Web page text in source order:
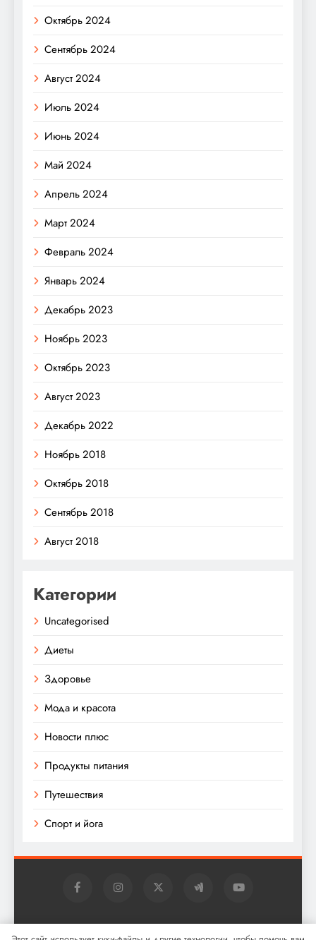
Октябрь 2024
Сентябрь 2024
Август 2024
Июль 2024
Июнь 2024
Май 2024
Апрель 2024
Март 2024
Февраль 2024
Январь 2024
Декабрь 2023
Ноябрь 2023
Октябрь 2023
Август 2023
Декабрь 2022
Ноябрь 2018
Октябрь 2018
Сентябрь 2018
Август 2018
Категории
Uncategorised
Диеты
Здоровье
Мода и красота
Новости плюс
Продукты питания
Путешествия
Спорт и йога
Digital Newspaper - многофункциональная тема